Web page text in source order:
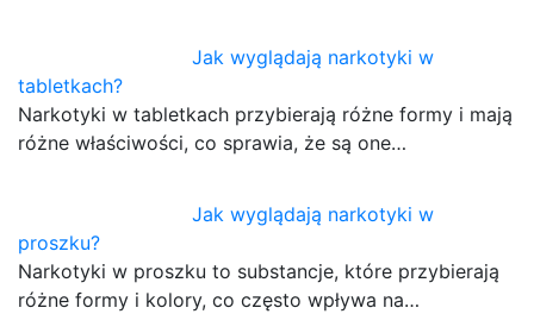
Jak wyglądają narkotyki w
tabletkach?
Narkotyki w tabletkach przybierają różne formy i mają
różne właściwości, co sprawia, że są one…
Jak wyglądają narkotyki w
proszku?
Narkotyki w proszku to substancje, które przybierają
różne formy i kolory, co często wpływa na…